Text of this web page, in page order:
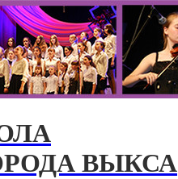
ВЫКСА